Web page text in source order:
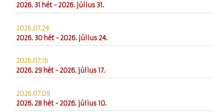
2026. 31 hét - 2026. július 31.
2026.07.24
2026. 30 hét - 2026. július 24.
2026.07.16
2026. 29 hét - 2026. július 17.
2026.07.09
2026. 28 hét - 2026. július 10.